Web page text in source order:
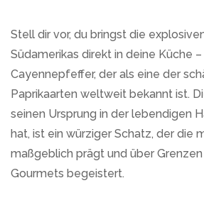
Stell dir vor, du bringst die
Südamerikas direkt in deine Küche
Cayennepfeffer, der als eine der
Paprikaarten weltweit bekannt ist.
seinen Ursprung in der lebendigen
hat, ist ein würziger Schatz, der die
maßgeblich prägt und über
Gourmets begeistert.